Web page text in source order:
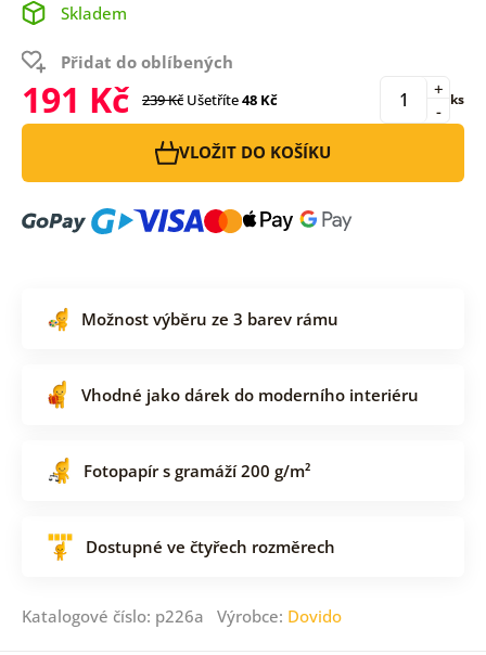
Skladem
Přidat do oblíbených
191 Kč 239 Kč Ušetříte48 Kč -
+ ks
VLOŽIT DO KOŠÍKU
Možnost výběru ze 3 barev rámu
Vhodné jako dárek do moderního interiéru
Fotopapír s gramáží 200 g/m²
Dostupné ve čtyřech rozměrech
Katalogové číslo: p226a Výrobce: Dovido